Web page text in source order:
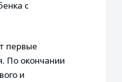
с
первые
По окончании
и